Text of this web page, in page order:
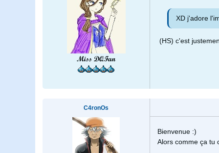
Miss DQFan
XD j'adore
(HS) c'est
C4ronOs
Bienvenue :)
Alors comme ça tu